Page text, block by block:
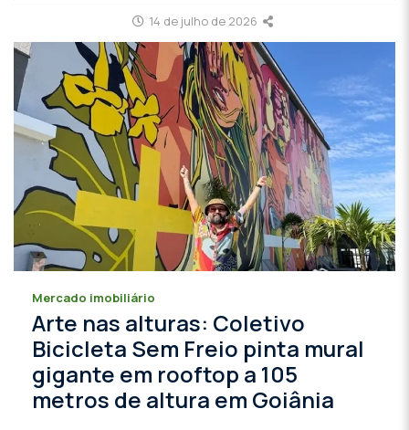
14 de julho de 2026
Mercado imobiliário
Arte nas alturas: Coletivo
Bicicleta Sem Freio pinta mural
gigante em rooftop a 105
metros de altura em Goiânia